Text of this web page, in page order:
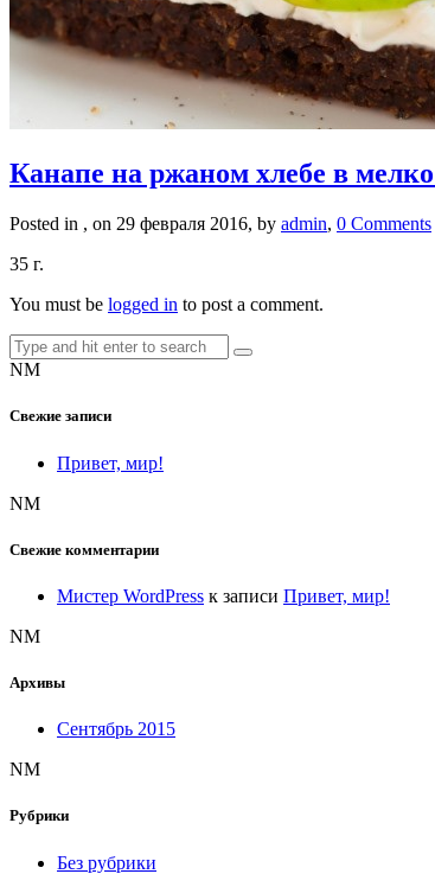
Канапе на ржаном хлебе в
Posted in , on 29 февраля 2016, by admin, 0 Comments
35 г.
You must be logged in to post a comment.
NM
Свежие записи
Привет, мир!
NM
Свежие комментарии
Мистер WordPress к записи Привет, мир!
NM
Архивы
Сентябрь 2015
NM
Рубрики
Без рубрики